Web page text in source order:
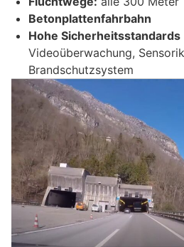
Betonplattenfahrbahn
Hohe Sicherheitsstandards
Videoüberwachung,
Brandschutzsystem